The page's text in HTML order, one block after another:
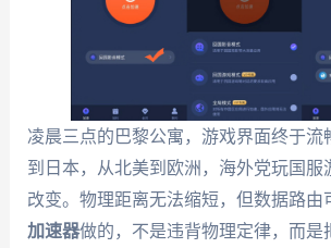
凌晨三点的巴黎公寓，游戏界面终于流
到日本，从北美到欧洲，海外党玩国服
改变。物理距离无法缩短，但数据路由
加速器做的，不是违背物理定律，而是